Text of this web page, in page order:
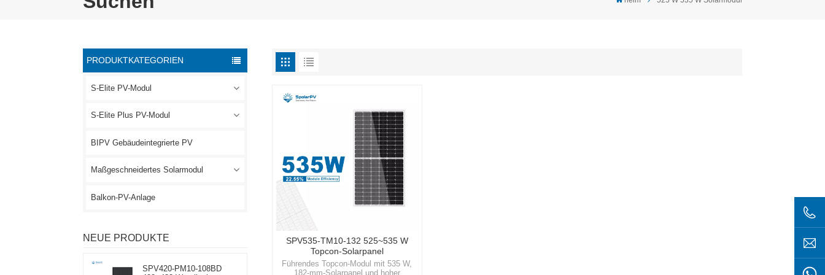
PRODUKTKATEGORIEN
S-Elite PV-Modul
S-Elite Plus PV-Modul
BIPV Gebäudeintegrierte PV
Maßgeschneidertes Solarmodul
Balkon-PV-Anlage
NEUE PRODUKTE
SPV420-PM10-108BD
SPV535-TM10-132 525~535 W
Topcon-Solarpanel
Führendes Topcon-Modul mit 535 W,